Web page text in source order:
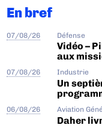
En bref
07/08/26 Défense
Vidéo –
aux
07/08/26 Industrie
Un
06/08/26 Aviation
Daher